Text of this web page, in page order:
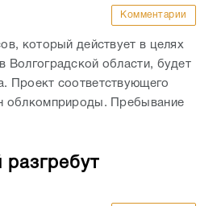
Комментарии
который действует в целях
Волгоградской области, будет
Проект соответствующего
облкомприроды. Пребывание